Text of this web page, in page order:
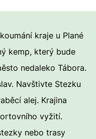
kraje u Plané
kemp, který bude
nedaleko Tábora.
Navštivte Stezku
alej. Krajina
vyžití.
nebo trasy